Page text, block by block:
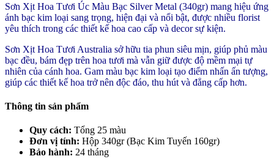
Sơn Xịt Hoa Tươi Úc Màu Bạc Silver Metal (340gr) mang hiệu ứng
ánh bạc kim loại sang trọng, hiện đại và nổi bật, được nhiều florist
yêu thích trong các thiết kế hoa cao cấp và decor sự kiện.
Sơn Xịt Hoa Tươi Australia sở hữu tia phun siêu mịn, giúp phủ màu
bạc đều, bám đẹp trên hoa tươi mà vẫn giữ được độ mềm mại tự
nhiên của cánh hoa. Gam màu bạc kim loại tạo điểm nhấn ấn tượng,
giúp các thiết kế hoa trở nên độc đáo, thu hút và đẳng cấp hơn.
Thông tin sản phẩm
Quy cách: Tổng 25 màu
Đơn vị tính: Hộp 340gr (Bạc Kim Tuyến 160gr)
Bảo hành: 24 tháng